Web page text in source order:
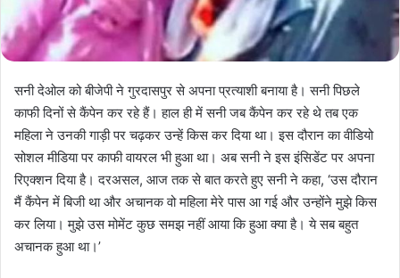
सनी देओल को बीजेपी ने गुरदासपुर से अपना प्रत्याशी बनाया है। सनी पिछले
काफी दिनों से कैंपेन कर रहे हैं। हाल ही में सनी जब कैंपेन कर रहे थे तब एक
महिला ने उनकी गाड़ी पर चढ़कर उन्हें किस कर दिया था। इस दौरान का वीडियो
सोशल मीडिया पर काफी वायरल भी हुआ था। अब सनी ने इस इंसिडेंट पर अपना
रिएक्शन दिया है। दरअसल, आज तक से बात करते हुए सनी ने कहा, ‘उस दौरान
मैं कैंपेन में बिजी था और अचानक वो महिला मेरे पास आ गई और उन्होंने मुझे किस
कर लिया। मुझे उस मोमेंट कुछ समझ नहीं आया कि हुआ क्या है। ये सब बहुत
अचानक हुआ था।’